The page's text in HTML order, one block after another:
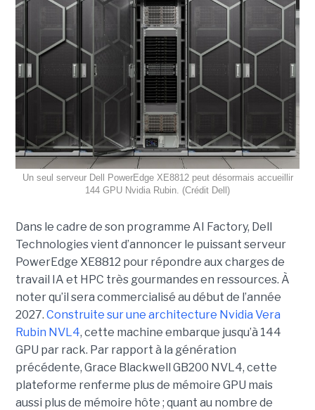
Un seul serveur Dell PowerEdge XE8812 peut désormais accueillir
144 GPU Nvidia Rubin. (Crédit Dell)
Dans le cadre de son programme AI Factory, Dell
Technologies vient d’annoncer le puissant serveur
PowerEdge XE8812 pour répondre aux charges de
travail IA et HPC très gourmandes en ressources. À
noter qu’il sera commercialisé au début de l’année
2027. Construite sur une architecture Nvidia Vera
Rubin NVL4, cette machine embarque jusqu’à 144
GPU par rack. Par rapport à la génération
précédente, Grace Blackwell GB200 NVL4, cette
plateforme renferme plus de mémoire GPU mais
aussi plus de mémoire hôte ; quant au nombre de